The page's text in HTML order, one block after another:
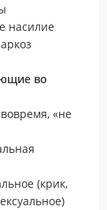
насилие
во
«не
(крик,